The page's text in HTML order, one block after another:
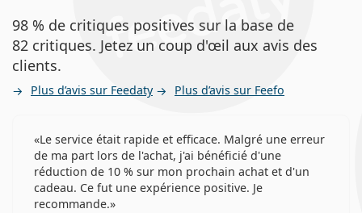
98 % de critiques positives sur la base de
82 critiques. Jetez un coup d'œil aux avis des
clients.
Plus d’avis sur Feedaty Plus d’avis sur Feefo
Le service était rapide et efficace. Malgré une erreur
de ma part lors de l'achat, j'ai bénéficié d'une
réduction de 10 % sur mon prochain achat et d'un
cadeau. Ce fut une expérience positive. Je
recommande.